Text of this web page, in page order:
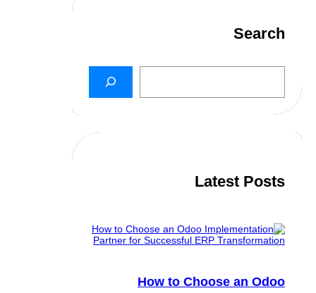
Search
S
c
Latest Posts
How to Choose an Odoo